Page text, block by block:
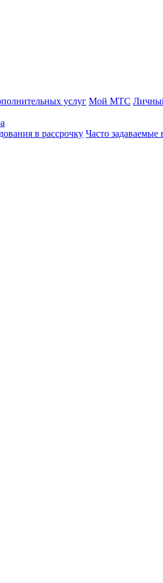
услуг Мой МТС
в рассрочку Часто задаваемые